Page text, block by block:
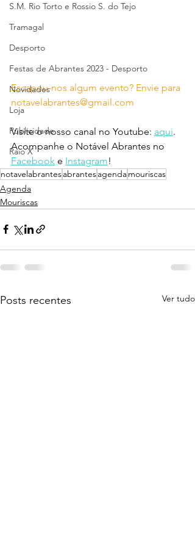
S.M. Rio Torto e Rossio S. do Tejo
Tramagal
Desporto
Festas de Abrantes 2023 - Desporto
Novidades
Loja
Publicidade
Raio X
Escapou-nos algum evento? Envie para
notavelabrantes@gmail.com
Visite o nosso canal no Youtube: aqui.
Acompanhe o Notável Abrantes no
Facebook e Instagram!
notavelabrantesabrantesagendamouriscas
Agenda
Mouriscas
Posts recentes Ver tudo